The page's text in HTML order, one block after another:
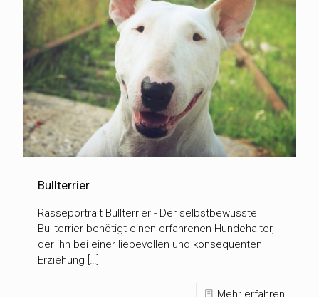
Bullterrier
Rasseportrait Bullterrier - Der selbstbewusste
Bullterrier benötigt einen erfahrenen Hundehalter,
der ihn bei einer liebevollen und konsequenten
Erziehung […]
Mehr erfahren